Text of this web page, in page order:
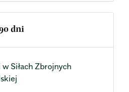
dni
Siłach Zbrojnych